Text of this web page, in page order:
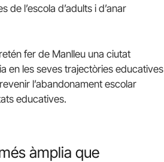
l’escola d’adults i d’anar
fer de Manlleu una ciutat
en les seves trajectòries educatives
l’abandonament escolar
educatives.
àmplia que